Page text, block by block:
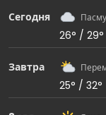
Сегодня
26° / 29°
Завтра
25° / 32°